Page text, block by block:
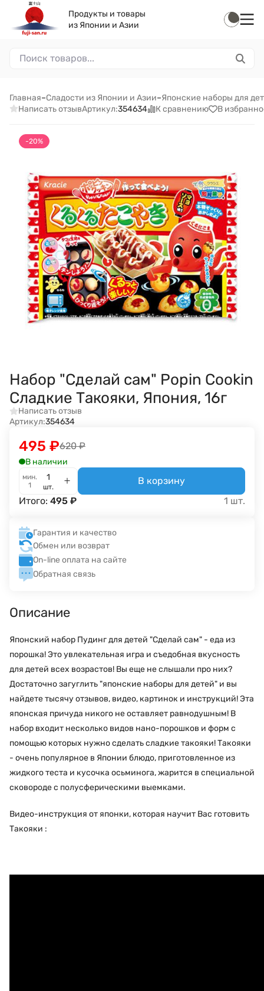
Продукты и товары
из Японии и Азии
Главная–Сладости из Японии и Азии–Японские наборы для
Написать отзывАртикул:354634 К сравнению В
-20%
Набор "Сделай сам" Popin Cookin
Сладкие Такояки, Япония, 16г
Написать отзыв
Артикул:354634
620 ₽
495 ₽
В наличии
мин.
1
шт.
В корзину
Итого: 495 ₽ 1 шт.
Гарантия и качество
Обмен или возврат
On-line оплата на сайте
Обратная связь
Описание
Японский набор Пудинг для детей "Сделай сам" - еда из
порошка! Это увлекательная игра и съедобная вкусность
для детей всех возрастов! Вы еще не слышали про них?
Достаточно загуглить "японские наборы для детей" и вы
найдете тысячу отзывов, видео, картинок и инструкций! Эта
японская причуда никого не оставляет равнодушным! В
набор входит несколько видов нано-порошков и форм с
помощью которых нужно сделать сладкие такояки! Такояки
- очень популярное в Японии блюдо, приготовленное из
жидкого теста и кусочка осьминога, жарится в специальной
сковороде с полусферическими выемками.
Видео-инструкция от японки, которая научит Вас готовить
Такояки :